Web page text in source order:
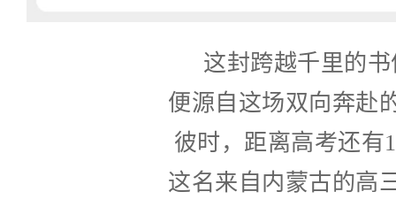
这封跨越千里的书
便源自这场双向奔赴
彼时，距离高考还有
这名来自内蒙古的高